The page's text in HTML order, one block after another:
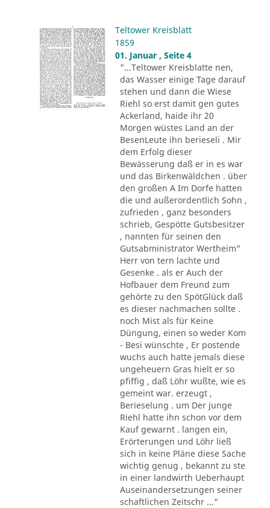
Teltower Kreisblatt
1859
01. Januar , Seite 4
"...Teltower Kreisblatte nen,
das Wasser einige Tage darauf
stehen und dann die Wiese
Riehl so erst damit gen gutes
Ackerland, haide ihr 20
Morgen wüstes Land an der
BesenLeute ihn berieseli . Mir
dem Erfolg dieser
Bewässerung daß er in es war
und das Birkenwäldchen . über
den großen A Im Dorfe hatten
die und außerordentlich Sohn ,
zufrieden , ganz besonders
schrieb, Gespötte Gutsbesitzer
, nannten für seinen den
Gutsabministrator Wertheim"
Herr von tern lachte und
Gesenke . als er Auch der
Hofbauer dem Freund zum
gehörte zu den SpötGlück daß
es dieser nachmachen sollte .
noch Mist als für Keine
Düngung, einen so weder Kom
- Besi wünschte , Er postende
wuchs auch hatte jemals diese
ungeheuern Gras hielt er so
pfiffig , daß Löhr wußte, wie es
gemeint war. erzeugt ,
Berieselung . um Der junge
Riehl hatte ihn schon vor dem
Kauf gewarnt . langen ein,
Erörterungen und Löhr ließ
sich in keine Pläne diese Sache
wichtig genug , bekannt zu ste
in einer landwirth Ueberhaupt
Auseinandersetzungen seiner
schaftlichen Zeitschr ..."